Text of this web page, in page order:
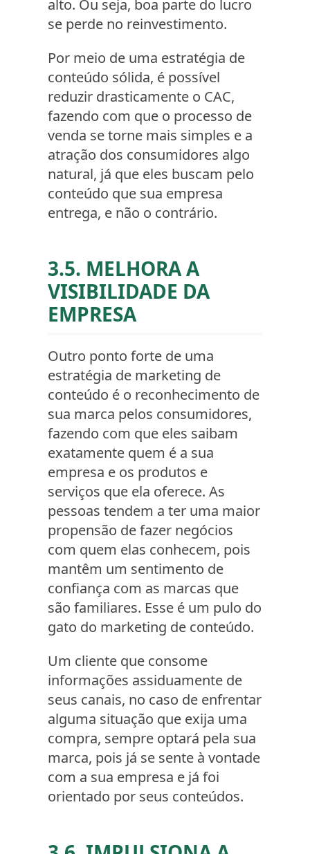
alto. Ou seja, boa parte do lucro
se perde no reinvestimento.
Por meio de uma estratégia de
conteúdo sólida, é possível
reduzir drasticamente o CAC,
fazendo com que o processo de
venda se torne mais simples e a
atração dos consumidores algo
natural, já que eles buscam pelo
conteúdo que sua empresa
entrega, e não o contrário.
3.5. MELHORA A
VISIBILIDADE DA
EMPRESA
Outro ponto forte de uma
estratégia de marketing de
conteúdo é o reconhecimento de
sua marca pelos consumidores,
fazendo com que eles saibam
exatamente quem é a sua
empresa e os produtos e
serviços que ela oferece. As
pessoas tendem a ter uma maior
propensão de fazer negócios
com quem elas conhecem, pois
mantêm um sentimento de
confiança com as marcas que
são familiares. Esse é um pulo do
gato do marketing de conteúdo.
Um cliente que consome
informações assiduamente de
seus canais, no caso de enfrentar
alguma situação que exija uma
compra, sempre optará pela sua
marca, pois já se sente à vontade
com a sua empresa e já foi
orientado por seus conteúdos.